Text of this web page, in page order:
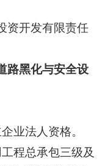
资开发有限责任
路黑化与安全设
业法人资格。
程总承包三级及